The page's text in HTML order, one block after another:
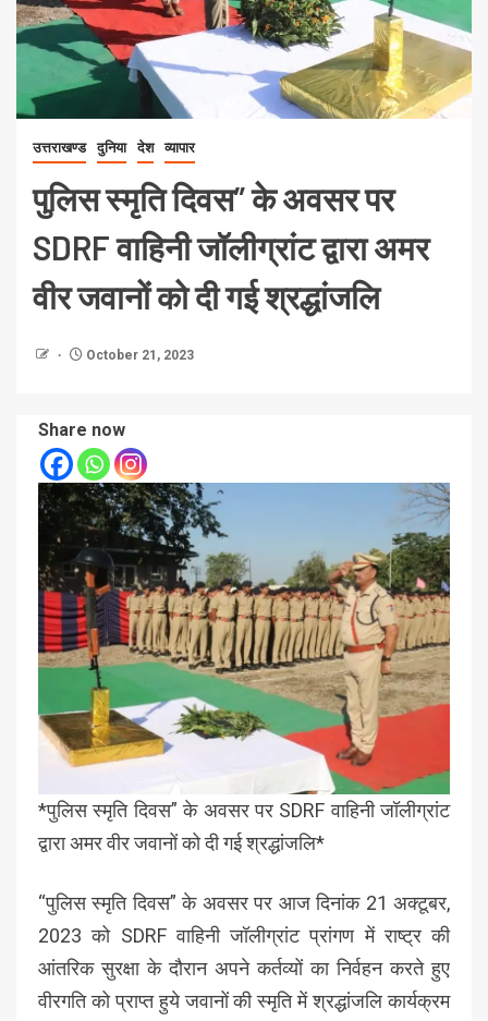
उत्तराखण्ड दुनिया देश व्यापार
पुलिस स्मृति दिवस” के अवसर पर
SDRF वाहिनी जॉलीग्रांट द्वारा अमर
वीर जवानों को दी गई श्रद्धांजलि
October 21, 2023
Share now
*पुलिस स्मृति दिवस” के अवसर पर SDRF वाहिनी जॉलीग्रांट
द्वारा अमर वीर जवानों को दी गई श्रद्धांजलि*
“पुलिस स्मृति दिवस” के अवसर पर आज दिनांक 21 अक्टूबर,
2023 को SDRF वाहिनी जॉलीग्रांट प्रांगण में राष्ट्र की
आंतरिक सुरक्षा के दौरान अपने कर्तव्यों का निर्वहन करते हुए
वीरगति को प्राप्त हुये जवानों की स्मृति में श्रद्धांजलि कार्यक्रम